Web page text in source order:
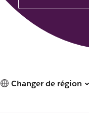
Changer de région